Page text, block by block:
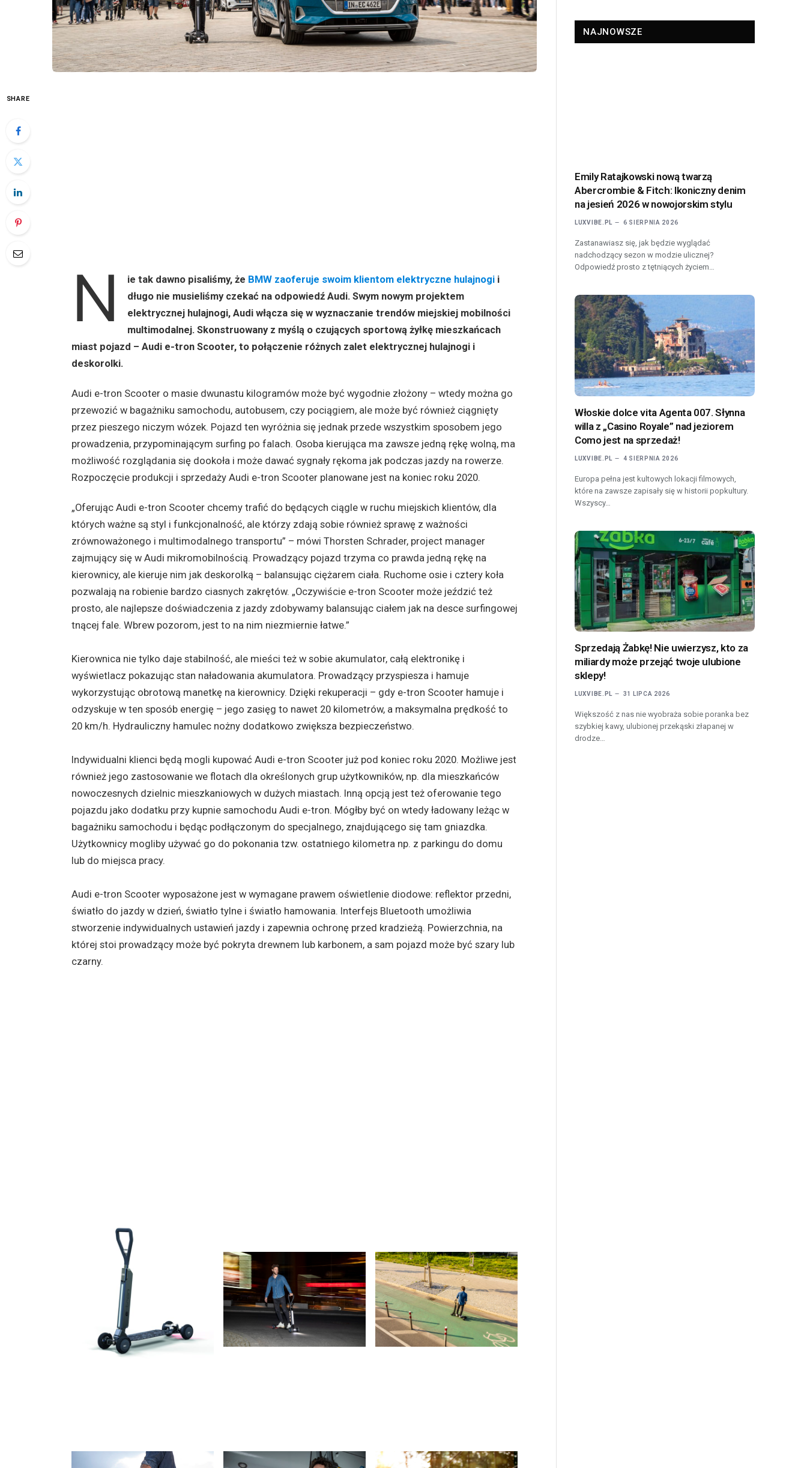
SHARE
N ie tak dawno pisaliśmy, że BMW zaoferuje swoim klientom elektryczne hulajnogi i
długo nie musieliśmy czekać na odpowiedź Audi. Swym nowym projektem
elektrycznej hulajnogi, Audi włącza się w wyznaczanie trendów miejskiej mobilności
multimodalnej. Skonstruowany z myślą o czujących sportową żyłkę mieszkańcach
miast pojazd – Audi e-tron Scooter, to połączenie różnych zalet elektrycznej hulajnogi i
deskorolki.
Audi e-tron Scooter o masie dwunastu kilogramów może być wygodnie złożony – wtedy można go
przewozić w bagażniku samochodu, autobusem, czy pociągiem, ale może być również ciągnięty
przez pieszego niczym wózek. Pojazd ten wyróżnia się jednak przede wszystkim sposobem jego
prowadzenia, przypominającym surfing po falach. Osoba kierująca ma zawsze jedną rękę wolną, ma
możliwość rozglądania się dookoła i może dawać sygnały rękoma jak podczas jazdy na rowerze.
Rozpoczęcie produkcji i sprzedaży Audi e-tron Scooter planowane jest na koniec roku 2020.
„Oferując Audi e-tron Scooter chcemy trafić do będących ciągle w ruchu miejskich klientów, dla
których ważne są styl i funkcjonalność, ale którzy zdają sobie również sprawę z ważności
zrównoważonego i multimodalnego transportu” – mówi Thorsten Schrader, project manager
zajmujący się w Audi mikromobilnością. Prowadzący pojazd trzyma co prawda jedną rękę na
kierownicy, ale kieruje nim jak deskorolką – balansując ciężarem ciała. Ruchome osie i cztery koła
pozwalają na robienie bardzo ciasnych zakrętów. „Oczywiście e-tron Scooter może jeździć też
prosto, ale najlepsze doświadczenia z jazdy zdobywamy balansując ciałem jak na desce surfingowej
tnącej fale. Wbrew pozorom, jest to na nim niezmiernie łatwe.”
Kierownica nie tylko daje stabilność, ale mieści też w sobie akumulator, całą elektronikę i
wyświetlacz pokazując stan naładowania akumulatora. Prowadzący przyspiesza i hamuje
wykorzystując obrotową manetkę na kierownicy. Dzięki rekuperacji – gdy e-tron Scooter hamuje i
odzyskuje w ten sposób energię – jego zasięg to nawet 20 kilometrów, a maksymalna prędkość to
20 km/h. Hydrauliczny hamulec nożny dodatkowo zwiększa bezpieczeństwo.
Indywidualni klienci będą mogli kupować Audi e-tron Scooter już pod koniec roku 2020. Możliwe jest
również jego zastosowanie we flotach dla określonych grup użytkowników, np. dla mieszkańców
nowoczesnych dzielnic mieszkaniowych w dużych miastach. Inną opcją jest też oferowanie tego
pojazdu jako dodatku przy kupnie samochodu Audi e-tron. Mógłby być on wtedy ładowany leżąc w
bagażniku samochodu i będąc podłączonym do specjalnego, znajdującego się tam gniazdka.
Użytkownicy mogliby używać go do pokonania tzw. ostatniego kilometra np. z parkingu do domu
lub do miejsca pracy.
Audi e-tron Scooter wyposażone jest w wymagane prawem oświetlenie diodowe: reflektor przedni,
światło do jazdy w dzień, światło tylne i światło hamowania. Interfejs Bluetooth umożliwia
stworzenie indywidualnych ustawień jazdy i zapewnia ochronę przed kradzieżą. Powierzchnia, na
której stoi prowadzący może być pokryta drewnem lub karbonem, a sam pojazd może być szary lub
czarny.
NAJNOWSZE
Emily Ratajkowski nową twarzą
Abercrombie & Fitch: Ikoniczny denim
na jesień 2026 w nowojorskim stylu
LUXVIBE.PL 6 SIERPNIA 2026
Zastanawiasz się, jak będzie wyglądać
nadchodzący sezon w modzie ulicznej?
Odpowiedź prosto z tętniących życiem…
Włoskie dolce vita Agenta 007. Słynna
willa z „Casino Royale” nad jeziorem
Como jest na sprzedaż!
LUXVIBE.PL 4 SIERPNIA 2026
Europa pełna jest kultowych lokacji filmowych,
które na zawsze zapisały się w historii popkultury.
Wszyscy…
Sprzedają Żabkę! Nie uwierzysz, kto za
miliardy może przejąć twoje ulubione
sklepy!
LUXVIBE.PL 31 LIPCA 2026
Większość z nas nie wyobraża sobie poranka bez
szybkiej kawy, ulubionej przekąski złapanej w
drodze…